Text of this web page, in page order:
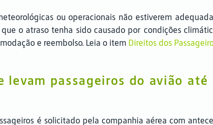
ou operacionais não estiverem
o atraso tenha sido causado por condições
e reembolso. Leia o item Direitos dos
levam passageiros do avião
é solicitado pela companhia aérea com